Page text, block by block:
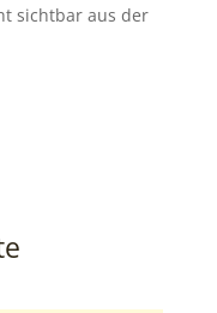
sichtbar aus der